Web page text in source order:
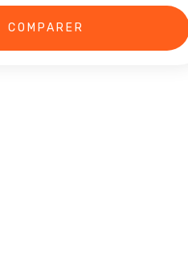
COMPARER